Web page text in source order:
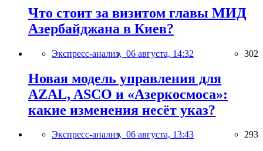
Что стоит за визитом главы МИД
Азербайджана в Киев?
Экспресс-анализ, 06 августа, 14:32 302
Новая модель управления для
AZAL, ASCO и «Азеркосмоса»:
какие изменения несёт указ?
Экспресс-анализ, 06 августа, 13:43 293